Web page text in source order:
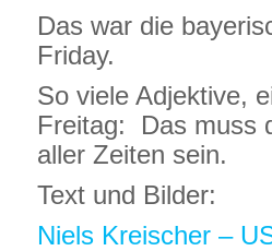
Das war die
Friday.
So viele Adjektive,
Freitag: Das muss
aller Zeiten sein.
Text und Bilder:
Niels Kreischer –